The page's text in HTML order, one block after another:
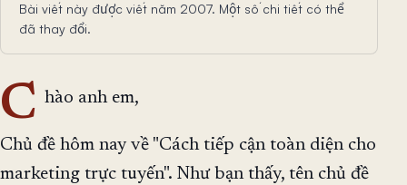
Bài viết này được viết năm 2007. Một số chi tiết có thể
đã thay đổi.
C hào anh em,
Chủ đề hôm nay về "Cách tiếp cận toàn diện cho
marketing trực tuyến". Như bạn thấy, tên chủ đề